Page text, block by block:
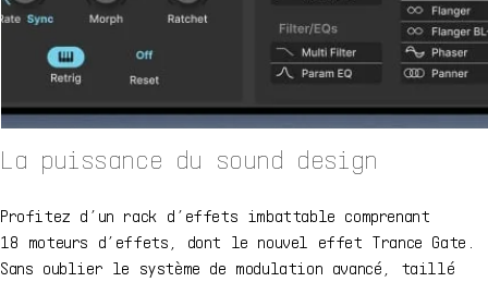
La puissance du sound design
Profitez d’un rack d’effets imbattable comprenant
18 moteurs d’effets, dont le nouvel effet Trance Gate.
Sans oublier le système de modulation avancé, taillé